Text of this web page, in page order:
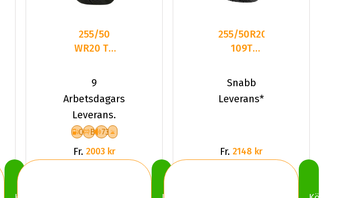
255/50
WR20 TL
YOKO
BLUEARTH-
4S AW21
9
Arbetsdagars
Leverans.
C B 73
Fr. 2003 kr
255/50R20
109T
BLAZER
WST3 X
Snabb
Leverans*
Fr. 2148 kr